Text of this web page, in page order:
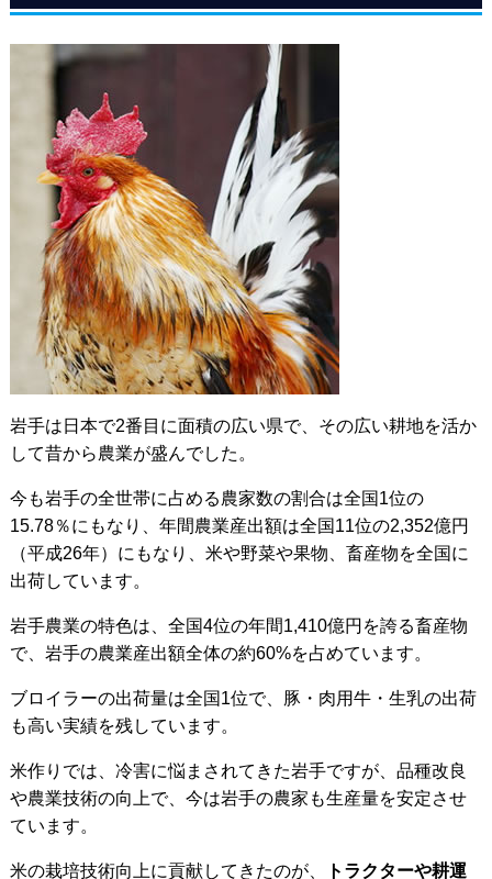
岩手は日本で2番目に面積の広い県で、その広い耕地を活か
して昔から農業が盛んでした。
今も岩手の全世帯に占める農家数の割合は全国1位の
15.78％にもなり、年間農業産出額は全国11位の2,352億円
（平成26年）にもなり、米や野菜や果物、畜産物を全国に
出荷しています。
岩手農業の特色は、全国4位の年間1,410億円を誇る畜産物
で、岩手の農業産出額全体の約60%を占めています。
ブロイラーの出荷量は全国1位で、豚・肉用牛・生乳の出荷
も高い実績を残しています。
米作りでは、冷害に悩まされてきた岩手ですが、品種改良
や農業技術の向上で、今は岩手の農家も生産量を安定させ
ています。
米の栽培技術向上に貢献してきたのが、
トラクターや耕運